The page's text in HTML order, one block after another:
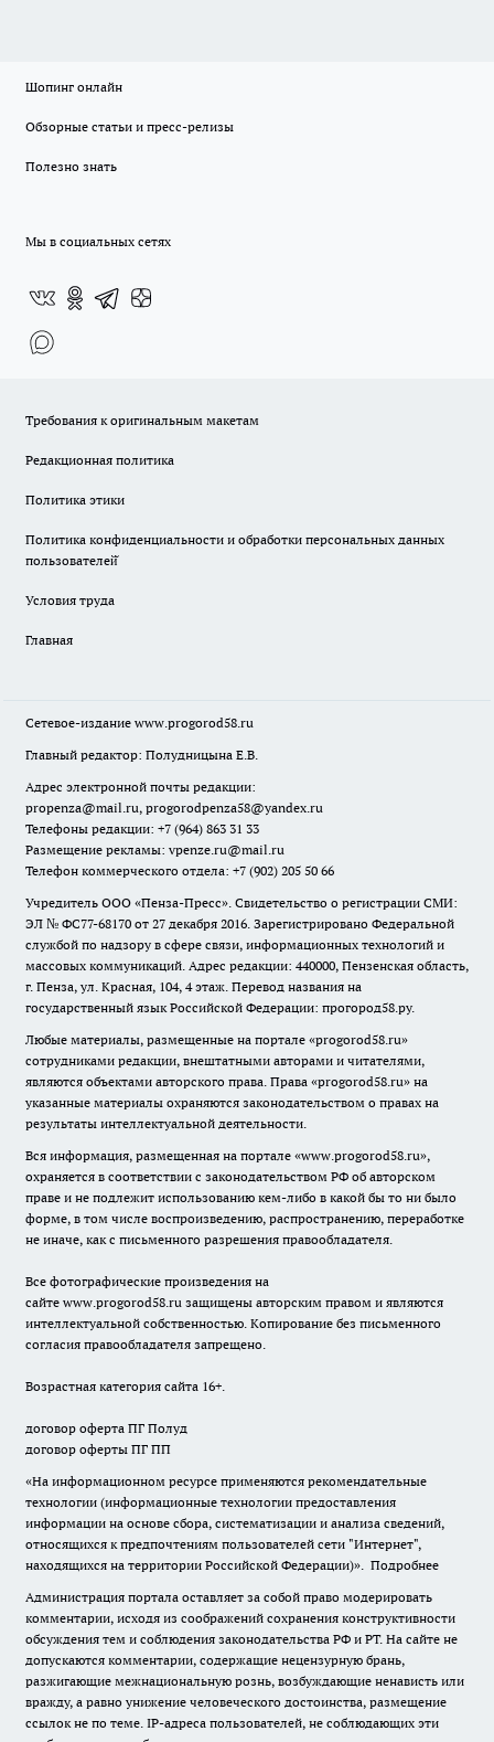
Шопинг онлайн
Обзорные статьи и пресс-релизы
Полезно знать
Мы в социальных сетях
Требования к оригинальным макетам
Редакционная политика
Политика этики
Политика конфиденциальности и обработки персональных данных
пользователей̆
Условия труда
Главная
Сетевое-издание www.progorod58.ru
Главный редактор: Полудницына Е.В.
Адрес электронной почты редакции:
propenza@mail.ru, progorodpenza58@yandex.ru
Телефоны редакции: +7 (964) 863 31 33
Размещение рекламы: vpenze.ru@mail.ru
Телефон коммерческого отдела: +7 (902) 205 50 66
Учредитель ООО «Пенза-Пресс». Свидетельство о регистрации СМИ:
ЭЛ № ФС77-68170 от 27 декабря 2016. Зарегистрировано Федеральной
службой по надзору в сфере связи, информационных технологий и
массовых коммуникаций. Адрес редакции: 440000, Пензенская область,
г. Пенза, ул. Красная, 104, 4 этаж. Перевод названия на
государственный язык Российской Федерации: прогород58.ру.
Любые материалы, размещенные на портале «progorod58.ru»
сотрудниками редакции, внештатными авторами и читателями,
являются объектами авторского права. Права «progorod58.ru» на
указанные материалы охраняются законодательством о правах на
результаты интеллектуальной деятельности.
Вся информация, размещенная на портале «www.progorod58.ru»,
охраняется в соответствии с законодательством РФ об авторском
праве и не подлежит использованию кем-либо в какой бы то ни было
форме, в том числе воспроизведению, распространению, переработке
не иначе, как с письменного разрешения правообладателя.
Все фотографические произведения на
сайте www.progorod58.ru защищены авторским правом и являются
интеллектуальной собственностью. Копирование без письменного
согласия правообладателя запрещено.
Возрастная категория сайта 16+.
договор оферта ПГ Полуд
договор оферты ПГ ПП
«На информационном ресурсе применяются рекомендательные
технологии (информационные технологии предоставления
информации на основе сбора, систематизации и анализа сведений,
относящихся к предпочтениям пользователей сети "Интернет",
находящихся на территории Российской Федерации)». Подробнее
Администрация портала оставляет за собой право модерировать
комментарии, исходя из соображений сохранения конструктивности
обсуждения тем и соблюдения законодательства РФ и РТ. На сайте не
допускаются комментарии, содержащие нецензурную брань,
разжигающие межнациональную рознь, возбуждающие ненависть или
вражду, а равно унижение человеческого достоинства, размещение
ссылок не по теме. IP-адреса пользователей, не соблюдающих эти